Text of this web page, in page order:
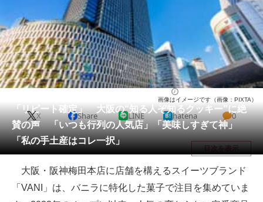
エンタメ クイズ
グルメ 地域
住まい 教育・育児
動物 リサーチ
会員記事
メディア
注目記事を集めた総合ページ
ITの今と未来を見通す
「リピート確定」 大阪の“知る人ぞ知るクッキー”に絶
賛の声 「いつも行列の人気店」「美味しすぎて神」
「私の手土産はコレ一択」
画像はイメージです（画像：PIXTA）
X Share LINE hatena 0
目次を表示
大阪・阪神梅田本店に店舗を構えるスイーツブランド
「VANI」は、バニラに特化した菓子で注目を集めていま